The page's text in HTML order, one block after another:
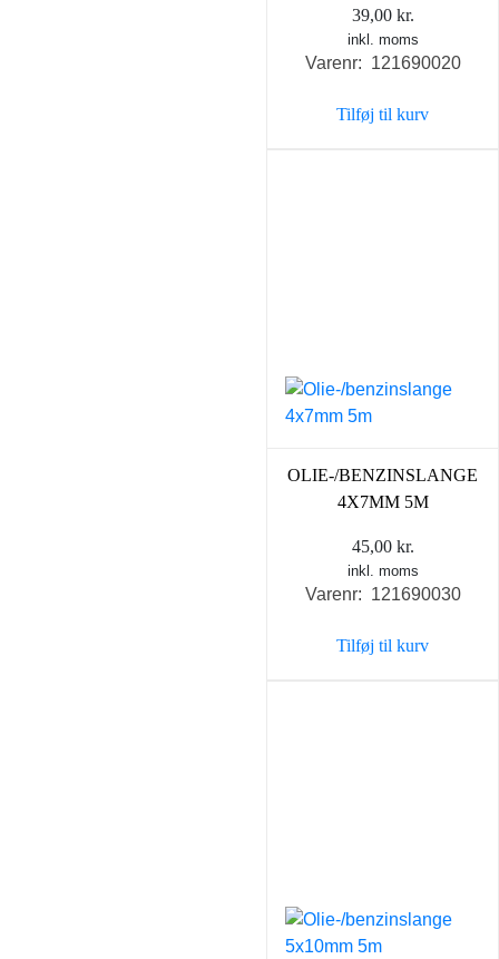
39,00 kr.
inkl. moms
Varenr: 121690020
Tilføj til kurv
OLIE-/BENZINSLANGE
4X7MM 5M
45,00 kr.
inkl. moms
Varenr: 121690030
Tilføj til kurv